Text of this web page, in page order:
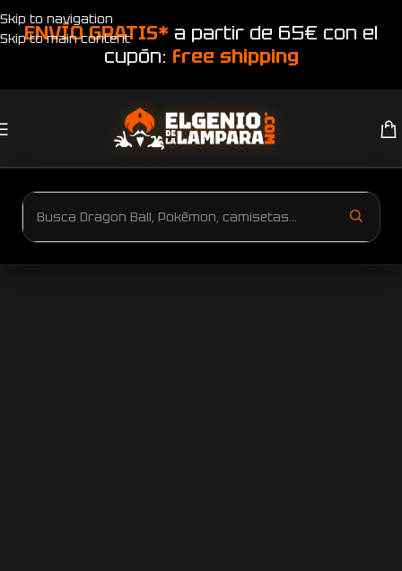
Skip to navigation
Skip to main content
ENVÍO GRATIS* a partir de 65€ con el
cupón: free shipping